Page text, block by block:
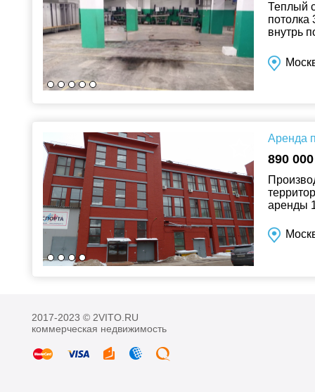
Теплый
внутрь
Аренда
890
аренды
2017-2023 © 2VITO.RU
коммерческая недвижимость